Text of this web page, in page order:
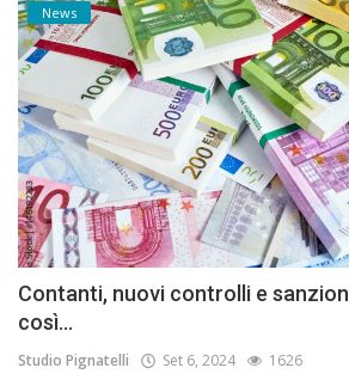
News
Contanti, nuovi controlli e
così...
Studio Pignatelli Set 6, 2024 1626